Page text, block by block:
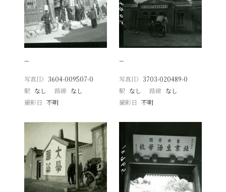
−
写真ID 3604-009507-0
駅 なし 路線 なし
撮影日
不明
−
写真ID 3703-020489-0
駅 なし 路線 なし
撮影日 不明